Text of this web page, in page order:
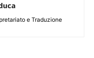
e Traduzione